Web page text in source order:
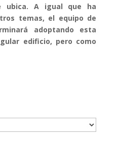
ubica. A igual que ha
temas, el equipo de
adoptando esta
edificio, pero como